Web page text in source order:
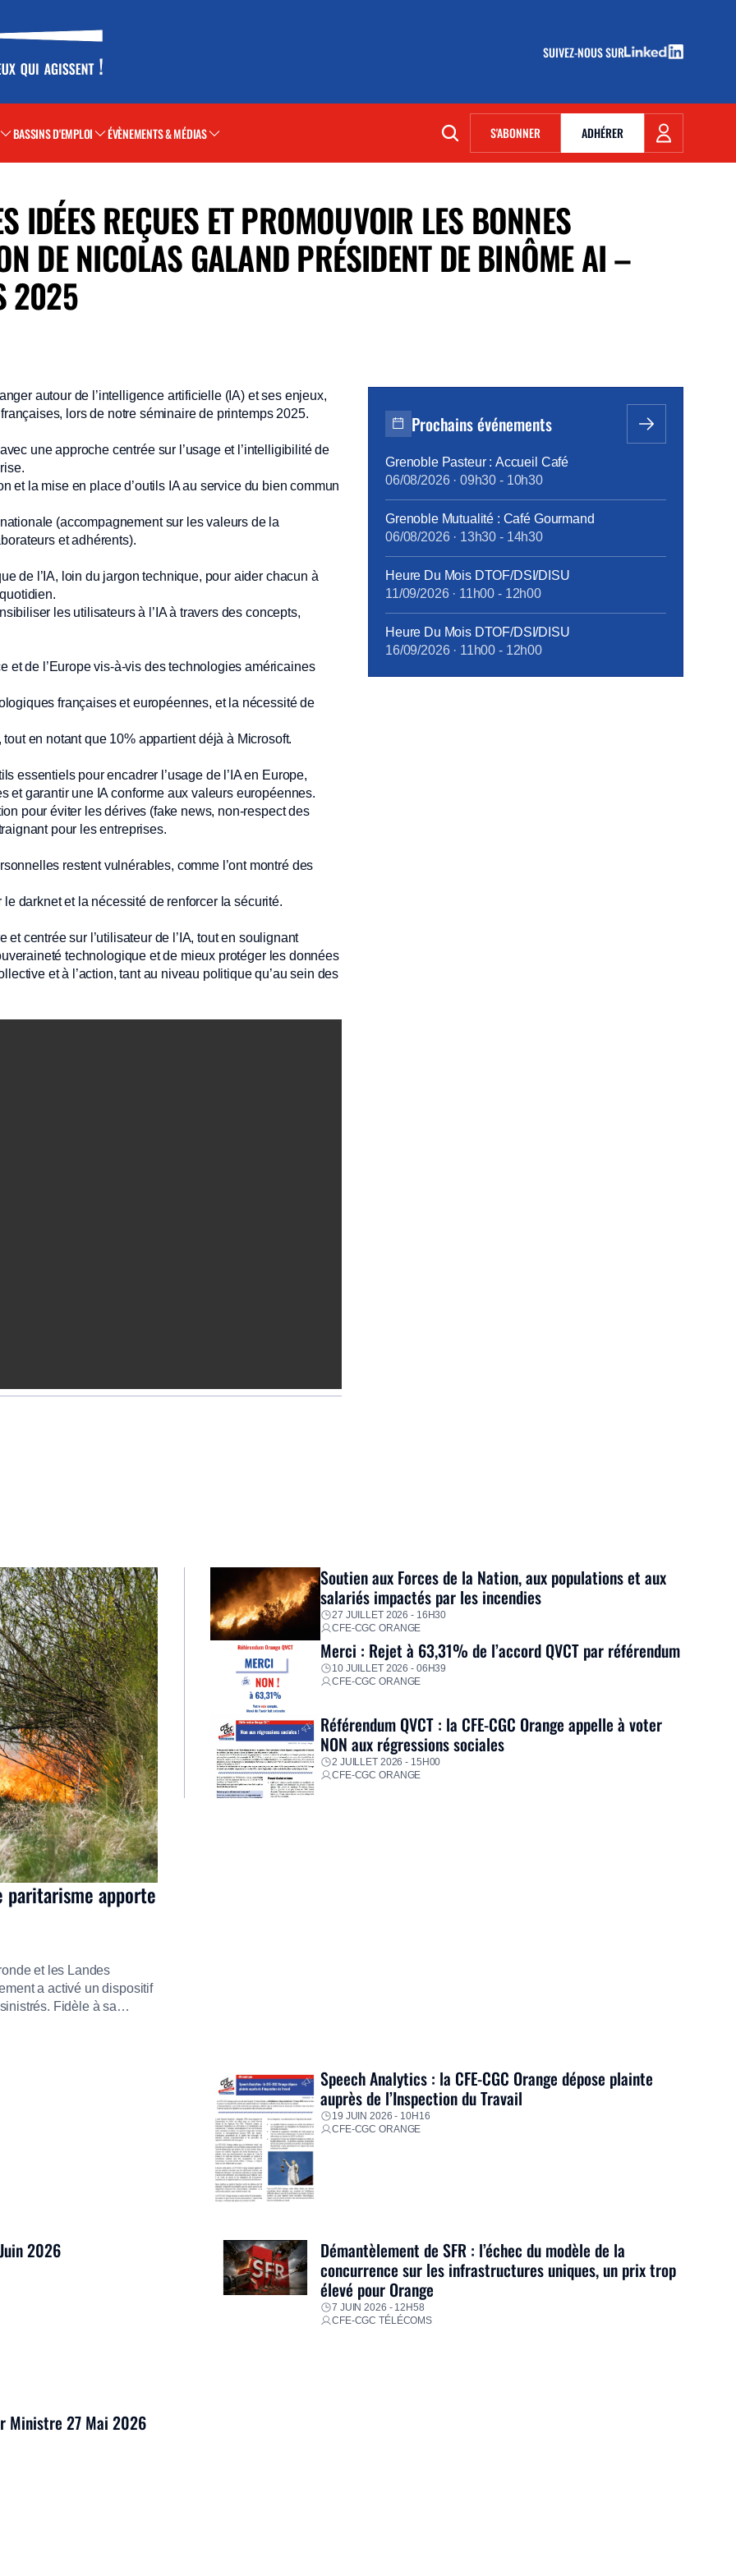
SUIVEZ-NOUS SUR
(NOUVELLE FENÊTRE)
BASSINS D'EMPLOI ÉVÈNEMENTS & MÉDIAS S'ABONNER(NOUVELLE FENÊTRE)
ADHÉRER
IDÉES REÇUES ET PROMOUVOIR LES BONNES
DE NICOLAS GALAND PRÉSIDENT DE BINÔME AI –
2025
autour de l’intelligence artificielle (IA) et ses enjeux,
lors de notre séminaire de printemps 2025.
une approche centrée sur l’usage et l’intelligibilité de
et la mise en place d’outils IA au service du bien commun
(accompagnement sur les valeurs de la
et adhérents).
de l’IA, loin du jargon technique, pour aider chacun à
les utilisateurs à l’IA à travers des concepts,
de l’Europe vis-à-vis des technologies américaines
françaises et européennes, et la nécessité de
en notant que 10% appartient déjà à Microsoft.
essentiels pour encadrer l’usage de l’IA en Europe,
et garantir une IA conforme aux valeurs européennes.
pour éviter les dérives (fake news, non-respect des
pour les entreprises.
restent vulnérables, comme l’ont montré des
darknet et la nécessité de renforcer la sécurité.
centrée sur l’utilisateur de l’IA, tout en soulignant
technologique et de mieux protéger les données
et à l’action, tant au niveau politique qu’au sein des
Prochains événements
Grenoble Pasteur : Accueil Café
06/08/2026· 09h30 - 10h30
Grenoble Mutualité : Café Gourmand
06/08/2026· 13h30 - 14h30
Heure Du Mois DTOF/DSI/DISU
11/09/2026· 11h00 - 12h00
Heure Du Mois DTOF/DSI/DISU
16/09/2026· 11h00 - 12h00
paritarisme apporte
et les Landes
a activé un dispositif
Fidèle à sa
Soutien aux Forces de la Nation, aux populations et aux
salariés impactés par les incendies
27 JUILLET 2026 - 16H30
CFE-CGC ORANGE
Merci : Rejet à 63,31% de l’accord QVCT par référendum
10 JUILLET 2026 - 06H39
CFE-CGC ORANGE
Référendum QVCT : la CFE-CGC Orange appelle à voter
NON aux régressions sociales
2 JUILLET 2026 - 15H00
CFE-CGC ORANGE
Speech Analytics : la CFE-CGC Orange dépose plainte
auprès de l’Inspection du Travail
19 JUIN 2026 - 10H16
CFE-CGC ORANGE
2026
Démantèlement de SFR : l’échec du modèle de la
concurrence sur les infrastructures uniques, un prix trop
élevé pour Orange
7 JUIN 2026 - 12H58
CFE-CGC TÉLÉCOMS
Ministre 27 Mai 2026